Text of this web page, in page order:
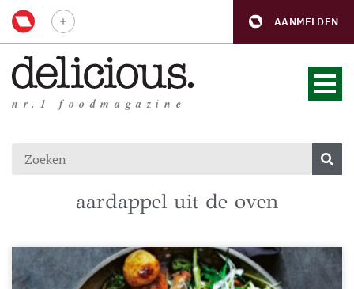
AANMELDEN
nr.1 foodmagazine
aardappel uit de oven